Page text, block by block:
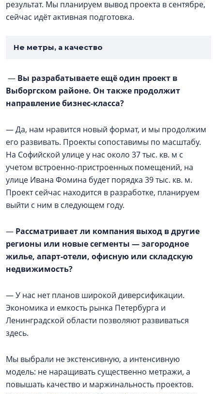
результат. Мы планируем вывод проекта в сентябре,
сейчас идёт активная подготовка.
Не метры, а качество
— Вы разрабатываете ещё один проект в
Выборгском районе. Он также продолжит
направление бизнес-класса?
— Да, нам нравится новый формат, и мы продолжим
его развивать. Проекты сопоставимы по масштабу.
На Софийской улице у нас около 37 тыс. кв. м с
учетом встроенно-пристроенных помещений, на
улице Ивана Фомина будет порядка 39 тыс. кв. м.
Проект сейчас находится в разработке, планируем
выйти с ним в следующем году.
— Рассматривает ли компания выход в другие
регионы или новые сегменты — загородное
жилье, апарт-отели, офисную или складскую
недвижимость?
— У нас нет планов широкой диверсификации.
Экономика и емкость рынка Петербурга и
Ленинградской области позволяют развиваться
здесь.
Мы выбрали не экстенсивную, а интенсивную
модель: не наращивать существенно метражи, а
повышать качество и маржинальность проектов.